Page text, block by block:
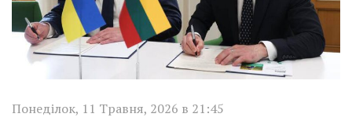
Понеділок, 11 Травня, 2026 в 21:45